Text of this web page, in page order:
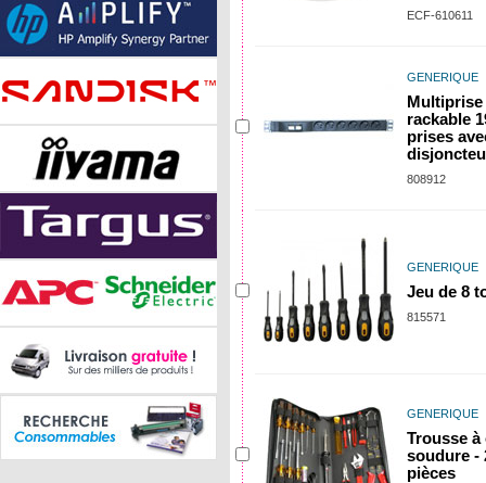
ECF-610611
GENERIQUE
Multiprise
rackable
prises
808912
GENERIQUE
Jeu de 8
815571
GENERIQUE
Trousse
soudure -
pièces